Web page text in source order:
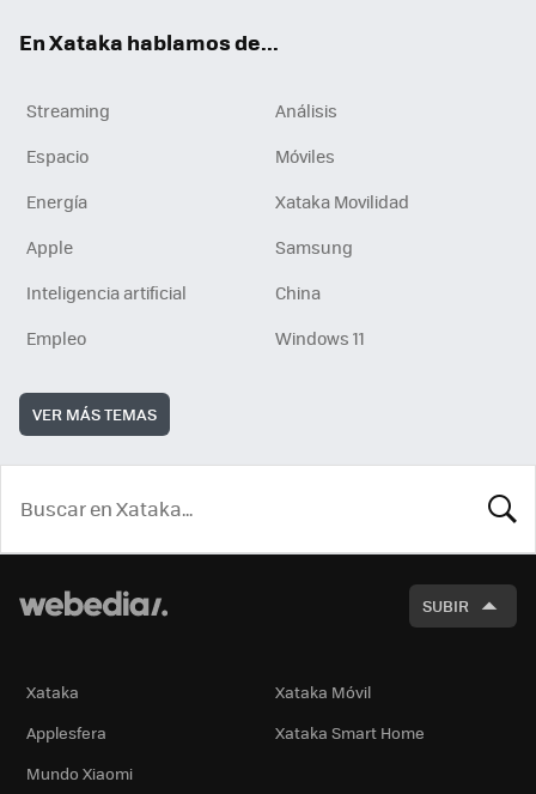
En Xataka hablamos de...
Streaming
Análisis
Espacio
Móviles
Energía
Xataka Movilidad
Apple
Samsung
Inteligencia artificial
China
Empleo
Windows 11
VER MÁS TEMAS
SUBIR
Xataka
Xataka Móvil
Applesfera
Xataka Smart Home
Mundo Xiaomi